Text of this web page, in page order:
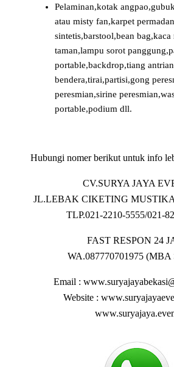
Pelaminan,kotak
atau misty fan,karpet
sintetis,barstool,bean bag,kaca
taman,lampu sorot
portable,backdrop,tiang
bendera,tirai,partisi,gong
peresmian,sirine
portable,podium dll.
Hubungi nomer berikut untuk info
CV.SURYA JAYA
JL.LEBAK CIKETING
TLP.021-2210-5555/021-
FAST RESPON 24
WA.087770701975 (MBA
Email :
Website :